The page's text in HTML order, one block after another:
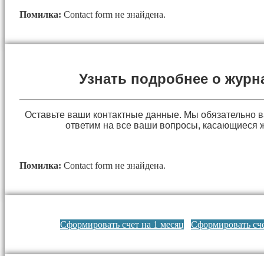
Помилка: Contact form не знайдена.
Узнать подробнее о
Оставьте ваши контактные данные. Мы обязательно
ответим на все ваши вопросы, касающиеся
Помилка: Contact form не знайдена.
Сформировать счет на 1 месяц Сформировать